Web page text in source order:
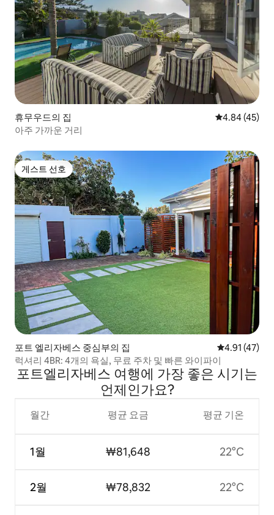
휴무우드의 집 평점 4.84점(5
4.84 (45)
아주 가까운 거리
게스트 선호
게스트 선호
포트 엘리자베스 중심부의 집 평점 4.91점
4.91 (47)
럭셔리 4BR: 4개의 욕실, 무료 주차 및 빠른 와이파이
포트엘리자베스 여행에 가장 좋은 시기는
언제인가요?
월간
1월
2월
평균 요금
₩81,648
₩78,832
평균 기온
22°C
22°C